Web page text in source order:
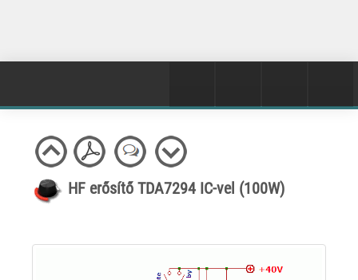
HF erősítő TDA7294 IC-vel (100W)